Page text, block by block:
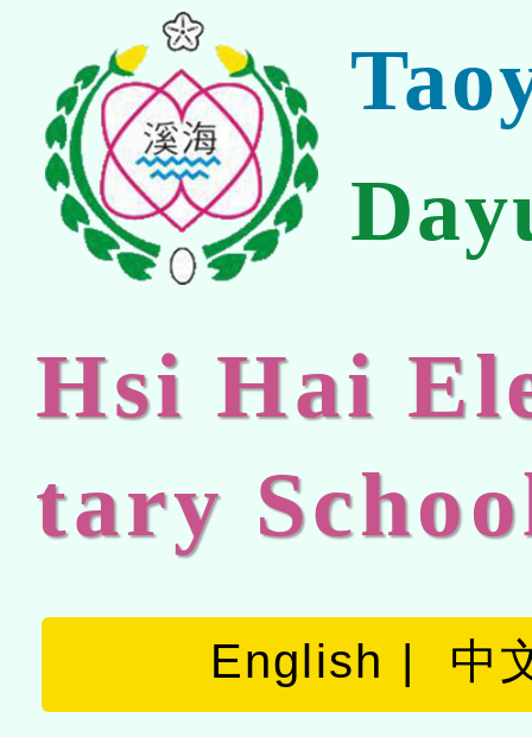
Hsi Hai
tary
English 中